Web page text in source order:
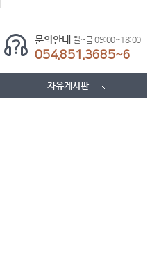
문의안내 월~금 09:00~18:00
054.851.3685~6
자유게시판